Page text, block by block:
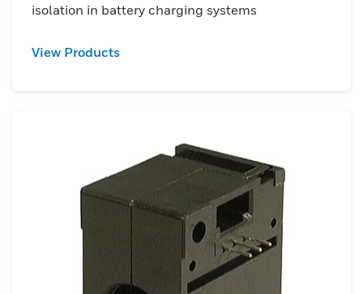
isolation in battery charging systems
View Products